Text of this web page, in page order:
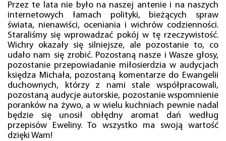
Przez te lata nie było na naszej antenie i na naszych
internetowych łamach polityki, bieżących spraw
świata, nienawiści, oceniania i wichrów codzienności.
Staraliśmy się wprowadzać pokój w tę rzeczywistość.
Wichry okazały się silniejsze, ale pozostanie to, co
udało nam się zrobić. Pozostaną nasze i Wasze głosy,
pozostanie przepowiadanie miłosierdzia w audycjach
księdza Michała, pozostaną komentarze do Ewangelii
duchownych, którzy z nami stale współpracowali,
pozostaną audycje autorskie, pozostanie wspomnienie
poranków na żywo, a w wielu kuchniach pewnie nadal
będzie się unosił obłędny aromat dań według
przepisów Eweliny. To wszystko ma swoją wartość
dzięki Wam!